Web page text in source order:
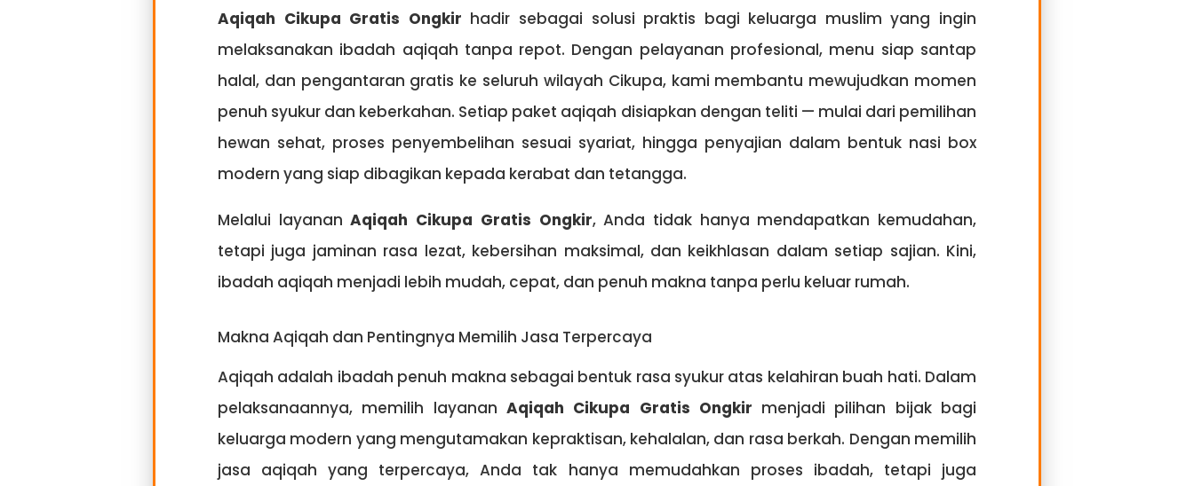
Aqiqah Cikupa Gratis Ongkir hadir sebagai solusi praktis bagi keluarga muslim yang ingin
melaksanakan ibadah aqiqah tanpa repot. Dengan pelayanan profesional, menu siap santap
halal, dan pengantaran gratis ke seluruh wilayah Cikupa, kami membantu mewujudkan momen
penuh syukur dan keberkahan. Setiap paket aqiqah disiapkan dengan teliti — mulai dari pemilihan
hewan sehat, proses penyembelihan sesuai syariat, hingga penyajian dalam bentuk nasi box
modern yang siap dibagikan kepada kerabat dan tetangga.
Melalui layananAqiqah Cikupa Gratis Ongkir, Anda tidak hanya mendapatkan kemudahan,
tetapi juga jaminan rasa lezat, kebersihan maksimal, dan keikhlasan dalam setiap sajian. Kini,
ibadah aqiqah menjadi lebih mudah, cepat, dan penuh makna tanpa perlu keluar rumah.
Makna Aqiqah dan Pentingnya Memilih Jasa Terpercaya
Aqiqah adalah ibadah penuh makna sebagai bentuk rasa syukur atas kelahiran buah hati. Dalam
pelaksanaannya, memilih layanan Aqiqah Cikupa Gratis Ongkir menjadi pilihan bijak bagi
keluarga modern yang mengutamakan kepraktisan, kehalalan, dan rasa berkah. Dengan memilih
jasa aqiqah yang terpercaya, Anda tak hanya memudahkan proses ibadah, tetapi juga